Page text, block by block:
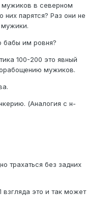
мужиков в северном
парятся? Раз они не
мужики.
бабы им ровня?
100-200 это явный
мужиков.
(Аналогия с н-
трахаться без задних
это и так может